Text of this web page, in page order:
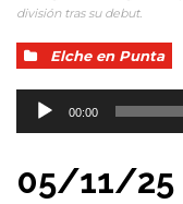
división tras su debut.
Elche en Punta
Reproductor
00:00
05/11/25